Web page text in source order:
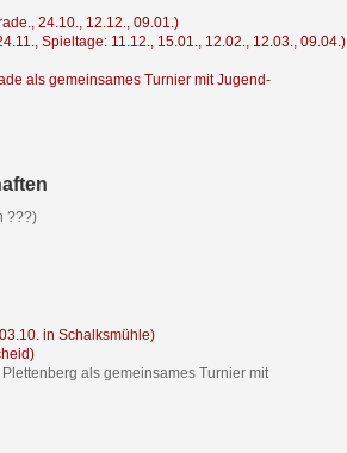
24.10., 12.12., 09.01.)
Spieltage: 11.12., 15.01., 12.02., 12.03., 09.04.)
als gemeinsames Turnier mit Jugend-
???)
in Schalksmühle)
als gemeinsames Turnier mit